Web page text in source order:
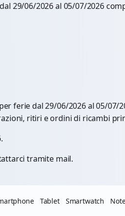
29/06/2026 al 05/07/2026
ferie dal 29/06/2026 al 05/07/
ritiri e ordini di ricambi
tramite mail.
Tablet Smartwatch